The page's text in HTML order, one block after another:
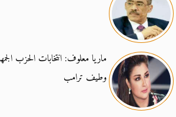
ماريا معلوف: انتخابات الحزب
وطيف ترامب